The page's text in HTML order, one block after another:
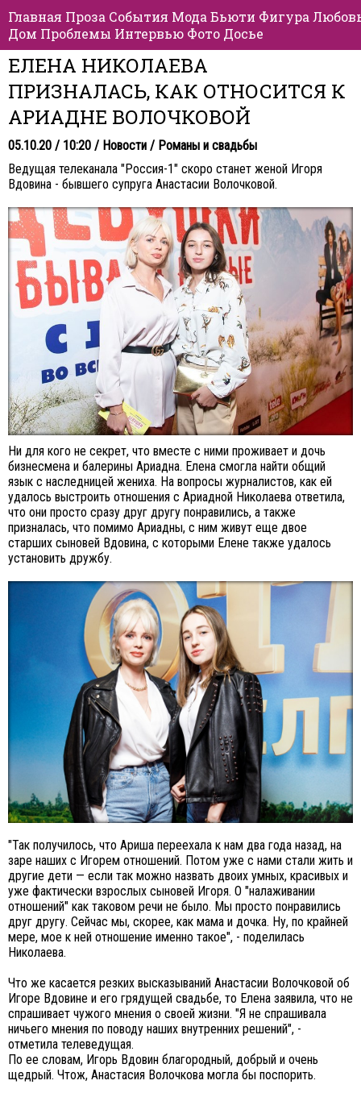
Главная Проза События Мода Бьюти Фигура
Дом Проблемы Интервью Фото Досье
ЕЛЕНА НИКОЛАЕВА
ПРИЗНАЛАСЬ, КАК ОТНОСИТСЯ К
АРИАДНЕ ВОЛОЧКОВОЙ
05.10.20 / 10:20 / Новости / Романы и свадьбы
Ведущая телеканала "Россия-1" скоро станет женой Игоря
Вдовина - бывшего супруга Анастасии Волочковой.
Ни для кого не секрет, что вместе с ними проживает и дочь
бизнесмена и балерины Ариадна. Елена смогла найти общий
язык с наследницей жениха. На вопросы журналистов, как ей
удалось выстроить отношения с Ариадной Николаева ответила,
что они просто сразу друг другу понравились, а также
призналась, что помимо Ариадны, с ним живут еще двое
старших сыновей Вдовина, с которыми Елене также удалось
установить дружбу.
"Так получилось, что Ариша переехала к нам два года назад, на
заре наших с Игорем отношений. Потом уже с нами стали жить и
другие дети — если так можно назвать двоих умных, красивых и
уже фактически взрослых сыновей Игоря. О "налаживании
отношений" как таковом речи не было. Мы просто понравились
друг другу. Сейчас мы, скорее, как мама и дочка. Ну, по крайней
мере, мое к ней отношение именно такое", - поделилась
Николаева.
Что же касается резких высказываний Анастасии Волочковой об
Игоре Вдовине и его грядущей свадьбе, то Елена заявила, что не
спрашивает чужого мнения о своей жизни. "Я не спрашивала
ничьего мнения по поводу наших внутренних решений", -
отметила телеведущая.
По ее словам, Игорь Вдовин благородный, добрый и очень
щедрый. Чтож, Анастасия Волочкова могла бы поспорить.